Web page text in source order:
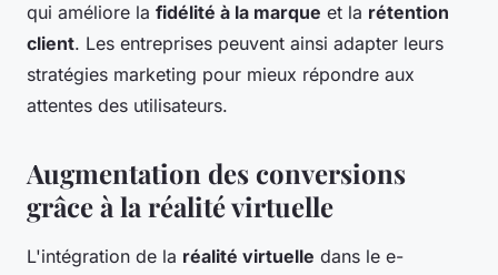
qui améliore la fidélité à la marque et la rétention
client. Les entreprises peuvent ainsi adapter leurs
stratégies marketing pour mieux répondre aux
attentes des utilisateurs.
Augmentation des conversions
grâce à la réalité virtuelle
L'intégration de la réalité virtuelle dans le e-